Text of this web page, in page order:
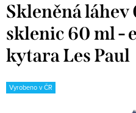
Skleněná láhev
sklenic 60 ml -
kytara Les Paul
Vyrobeno v ČR